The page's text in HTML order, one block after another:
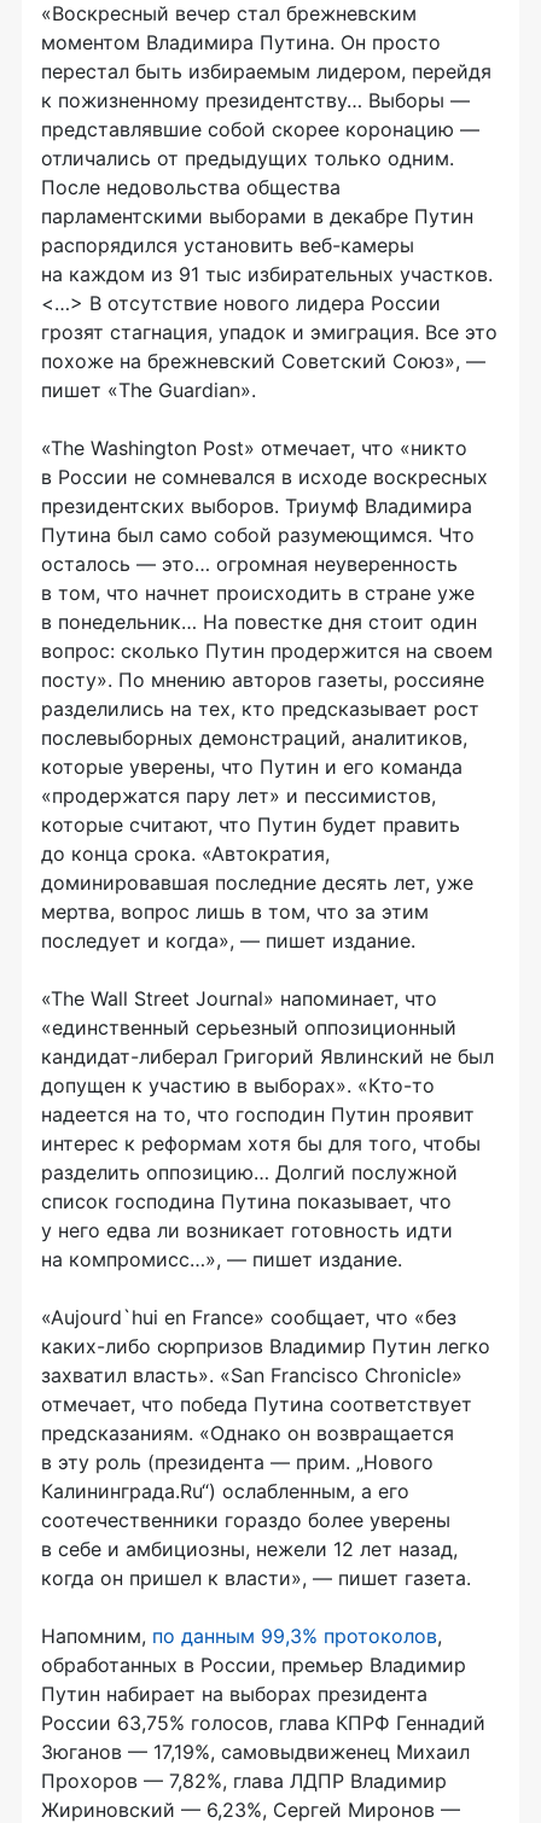
«Воскресный вечер стал брежневским
моментом Владимира Путина. Он просто
перестал быть избираемым лидером, перейдя
к пожизненному президентству… Выборы —
представлявшие собой скорее коронацию —
отличались от предыдущих только одним.
После недовольства общества
парламентскими выборами в декабре Путин
распорядился установить веб-камеры
на каждом из 91 тыс избирательных участков.
<…> В отсутствие нового лидера России
грозят стагнация, упадок и эмиграция. Все это
похоже на брежневский Советский Союз», —
пишет «The Guardian».
«The Washington Post» отмечает, что «никто
в России не сомневался в исходе воскресных
президентских выборов. Триумф Владимира
Путина был само собой разумеющимся. Что
осталось — это… огромная неуверенность
в том, что начнет происходить в стране уже
в понедельник… На повестке дня стоит один
вопрос: сколько Путин продержится на своем
посту». По мнению авторов газеты, россияне
разделились на тех, кто предсказывает рост
послевыборных демонстраций, аналитиков,
которые уверены, что Путин и его команда
«продержатся пару лет» и пессимистов,
которые считают, что Путин будет править
до конца срока. «Автократия,
доминировавшая последние десять лет, уже
мертва, вопрос лишь в том, что за этим
последует и когда», — пишет издание.
«The Wall Street Journal» напоминает, что
«единственный серьезный оппозиционный
кандидат-либерал Григорий Явлинский не был
допущен к участию в выборах». «Кто-то
надеется на то, что господин Путин проявит
интерес к реформам хотя бы для того, чтобы
разделить оппозицию… Долгий послужной
список господина Путина показывает, что
у него едва ли возникает готовность идти
на компромисс…», — пишет издание.
«Aujourd`hui en France» сообщает, что «без
каких-либо сюрпризов Владимир Путин легко
захватил власть». «San Francisco Chronicle»
отмечает, что победа Путина соответствует
предсказаниям. «Однако он возвращается
в эту роль (президента — прим. „Нового
Калининграда.Ru“) ослабленным, а его
соотечественники гораздо более уверены
в себе и амбициозны, нежели 12 лет назад,
когда он пришел к власти», — пишет газета.
Напомним, по данным 99,3% протоколов,
обработанных в России, премьер Владимир
Путин набирает на выборах президента
России 63,75% голосов, глава КПРФ Геннадий
Зюганов — 17,19%, самовыдвиженец Михаил
Прохоров — 7,82%, глава ЛДПР Владимир
Жириновский — 6,23%, Сергей Миронов —